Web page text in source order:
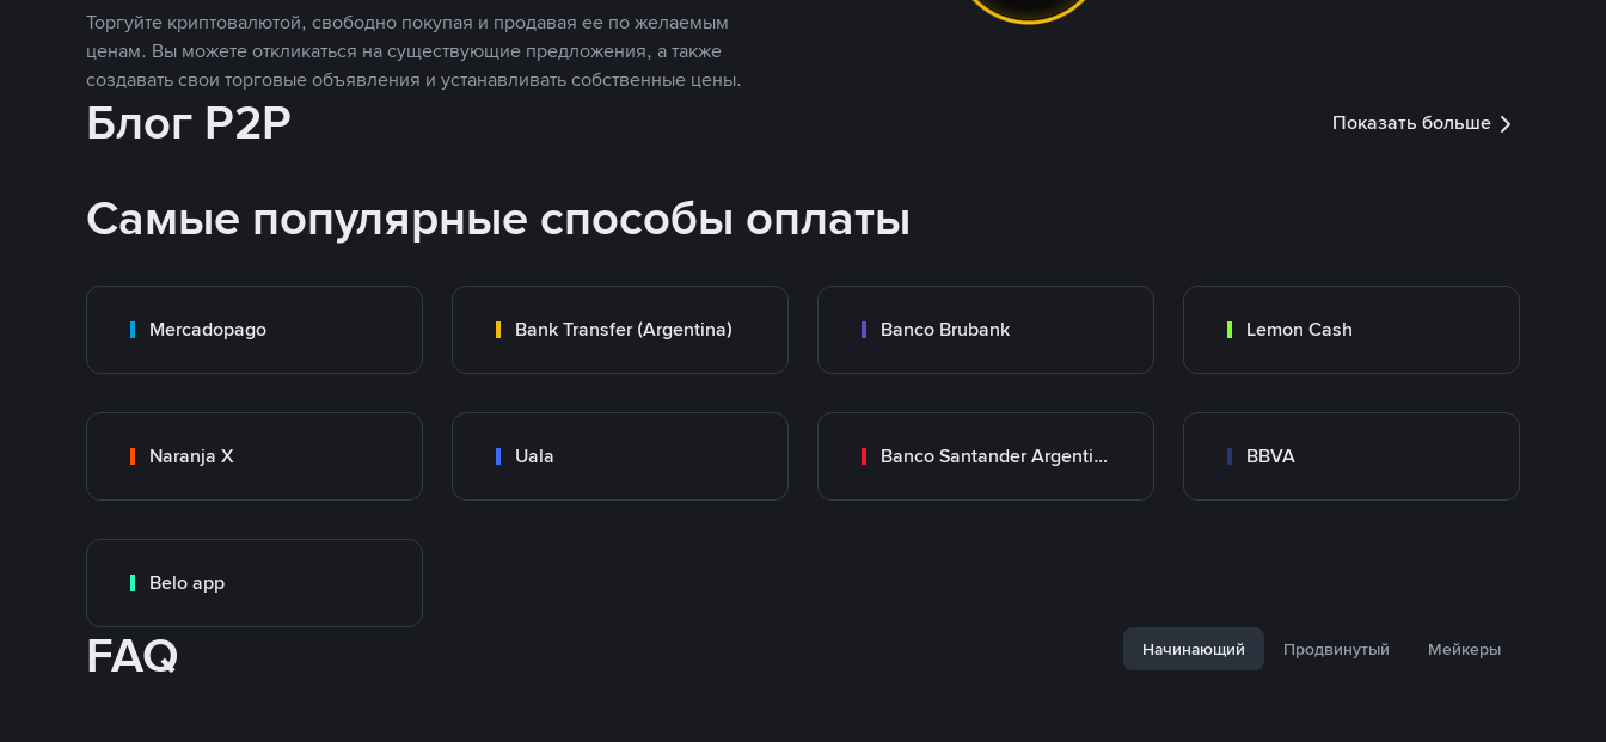
Торгуйте криптовалютой, свободно покупая и продавая ее по желаемым
ценам. Вы можете откликаться на существующие предложения, а также
создавать свои торговые объявления и устанавливать собственные цены.
Блог P2P Показать больше
Самые популярные способы оплаты
Mercadopago Bank Transfer (Argentina) Banco Brubank Lemon Cash
Naranja X Uala Banco Santander Argentina BBVA
Belo app
FAQ Начинающий Продвинутый Мейкеры